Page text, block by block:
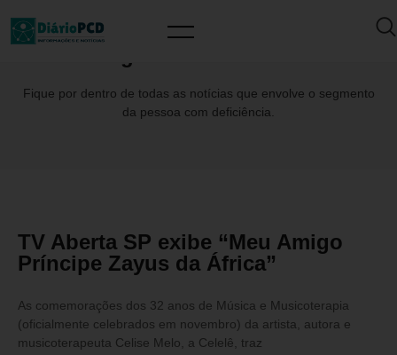
Fique por dentro de todas as notícias que envolve o segmento
da pessoa com deficiência.
TV Aberta SP exibe “Meu Amigo
Príncipe Zayus da África”
As comemorações dos 32 anos de Música e Musicoterapia
(oficialmente celebrados em novembro) da artista, autora e
musicoterapeuta Celise Melo, a Celelê, traz